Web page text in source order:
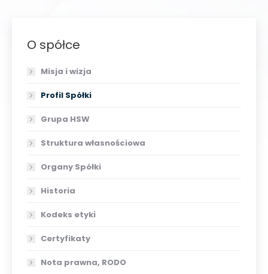
O spółce
Misja i wizja
Profil Spółki
Grupa HSW
Struktura własnościowa
Organy Spółki
Historia
Kodeks etyki
Certyfikaty
Nota prawna, RODO